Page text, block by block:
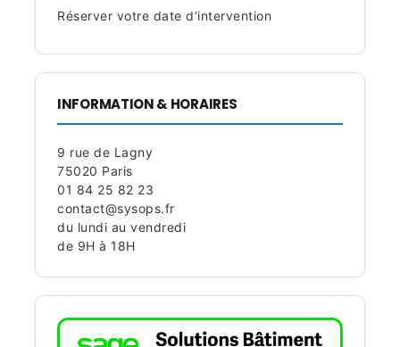
Réserver votre date d’intervention
INFORMATION & HORAIRES
9 rue de Lagny
75020 Paris
01 84 25 82 23
contact@sysops.fr
du lundi au vendredi
de 9H à 18H